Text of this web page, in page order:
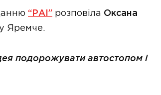
“РАІ” розповіла Оксана
Яремче.
подорожувати автостопом і